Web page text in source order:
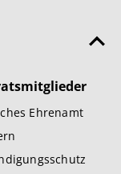
Ehrenamt